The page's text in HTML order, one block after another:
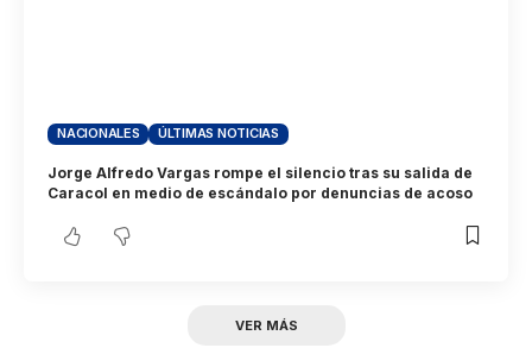
NACIONALES ÚLTIMAS NOTICIAS
Jorge Alfredo Vargas rompe el silencio tras su salida de
Caracol en medio de escándalo por denuncias de acoso
VER MÁS